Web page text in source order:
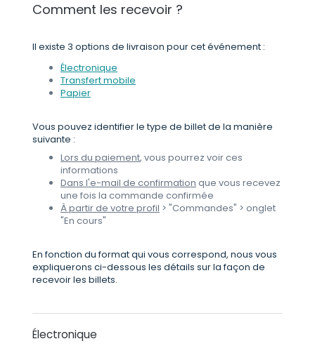
Comment les recevoir ?
Il existe 3 options de livraison pour cet événement :
Électronique
Transfert mobile
Papier
Vous pouvez identifier le type de billet de la manière
suivante :
Lors du paiement, vous pourrez voir ces
informations
Dans l'e-mail de confirmation que vous recevez
une fois la commande confirmée
À partir de votre profil > "Commandes" > onglet
"En cours"
En fonction du format qui vous correspond, nous vous
expliquerons ci-dessous les détails sur la façon de
recevoir les billets.
Électronique